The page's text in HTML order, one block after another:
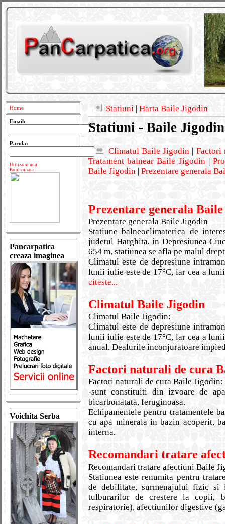
Home
Email:
Parola:
Utilizator nou
Parola uitata
Pancarpatica
creaza imaginea
Voichita Serba
Statiuni | Harta Baile Jigodin
Statiuni - Baile Jigodin
Climatul Baile Jigodin | Factori
Tratament balnear Baile Jigodin |
Baile Jigodin | Prezentare generala
Prezentare generala
Prezentare generala Baile Jigodin
Statiune balneoclimaterica de
judetul Harghita, in Depresiunea
654 m, statiunea se afla pe malul
Climatul este de depresiune
lunii iulie este de 17°C, iar cea a
citeste...
Climatul Baile Jigodin
Climatul Baile Jigodin:
Climatul este de depresiune
lunii iulie este de 17°C, iar cea a
anual. Dealurile inconjuratoare
Factori naturali de cura
Factori naturali de cura Baile Jigodin:
-sunt constituiti din izvoare de apa
bicarbonatata, feruginoasa.
Echipamentele pentru tratamentele
cu apa minerala in bazin acoperit,
interna.
Recomandari tratare
Recomandari tratare afectiuni Baile
Statiunea este renumita pentru
de debilitate, surmenajului fizic si
tulburarilor de crestere la copii,
respiratorie), afectiunilor digestive